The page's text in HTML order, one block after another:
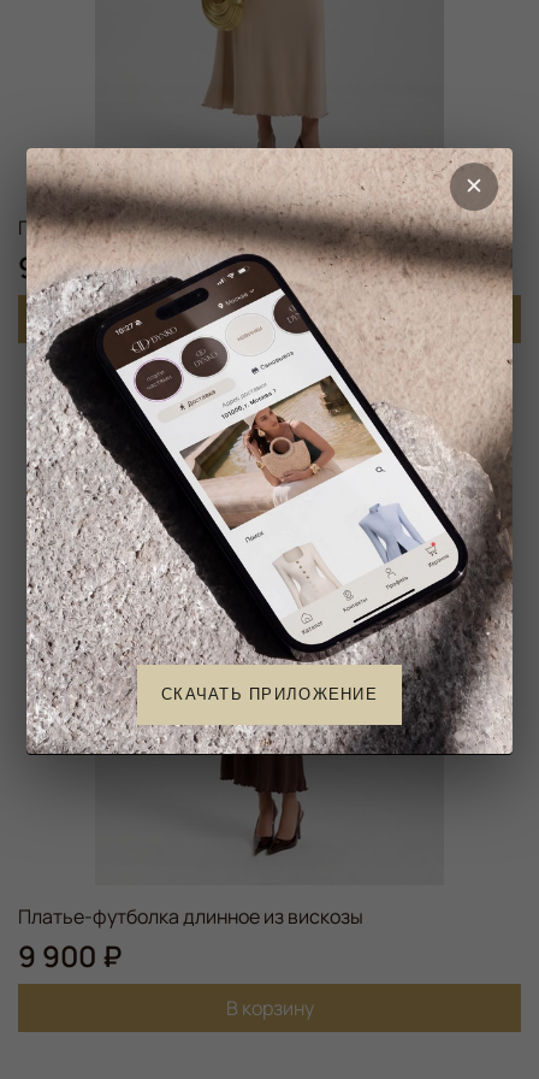
Платье-футболка длинное из вискозы
9 900 ₽
В корзину
Платье-футболка длинное из вискозы
9 900 ₽
В корзину
СКАЧАТЬ ПРИЛОЖЕНИЕ